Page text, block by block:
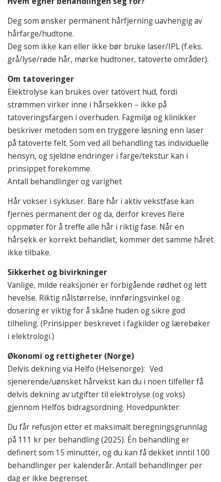
Deg som ønsker permanent hårfjerning uavhengig av
hårfarge/hudtone.
Deg som ikke kan eller ikke bør bruke laser/IPL (f.eks.
grå/lyse/røde hår, mørke hudtoner, tatoverte områder).
Om tatoveringer
Elektrolyse kan brukes over tatovert hud, fordi
strømmen virker inne i hårsekken – ikke på
tatoveringsfargen i overhuden. Fagmiljø og klinikker
beskriver metoden som en tryggere løsning enn laser
på tatoverte felt. Som ved all behandling tas individuelle
hensyn, og sjeldne endringer i farge/tekstur kan i
prinsippet forekomme.
Antall behandlinger og varighet
Hår vokser i sykluser. Bare hår i aktiv vekstfase kan
fjernes permanent der og da, derfor kreves flere
oppmøter for å treffe alle hår i riktig fase. Når en
hårsekk er korrekt behandlet, kommer det samme håret
ikke tilbake.
Sikkerhet og bivirkninger
Vanlige, milde reaksjoner er forbigående rødhet og lett
hevelse. Riktig nålstørrelse, innføringsvinkel og
dosering er viktig for å skåne huden og sikre god
tilheling. (Prinsipper beskrevet i fagkilder og lærebøker
i elektrologi.)
Økonomi og rettigheter (Norge)
Delvis dekning via Helfo (Helsenorge): Ved
sjenerende/uønsket hårvekst kan du i noen tilfeller få
delvis dekning av utgifter til elektrolyse (og voks)
gjennom Helfos bidragsordning. Hovedpunkter:
Du får refusjon etter et maksimalt beregningsgrunnlag
på 111 kr per behandling (2025). Én behandling er
definert som 15 minutter, og du kan få dekket inntil 100
behandlinger per kalenderår. Antall behandlinger per
dag er ikke begrenset.